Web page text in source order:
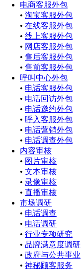
电商客服外包
• 淘宝客服外包
• 在线客服外包
• 线上客服外包
• 网店客服外包
• 售后客服外包
• 售前客服外包
呼叫中心外包
• 电话客服外包
• 电话回访外包
• 电话邀约外包
• 呼入客服外包
• 电话营销外包
• 电话调查外包
内容审核
• 图片审核
• 文本审核
• 录像审核
• 直播审核
市场调研
• 电话调查
• 电话调研
• 行业专项研究
• 品牌满意度调研
• 政府与公共事业
• 神秘顾客服务